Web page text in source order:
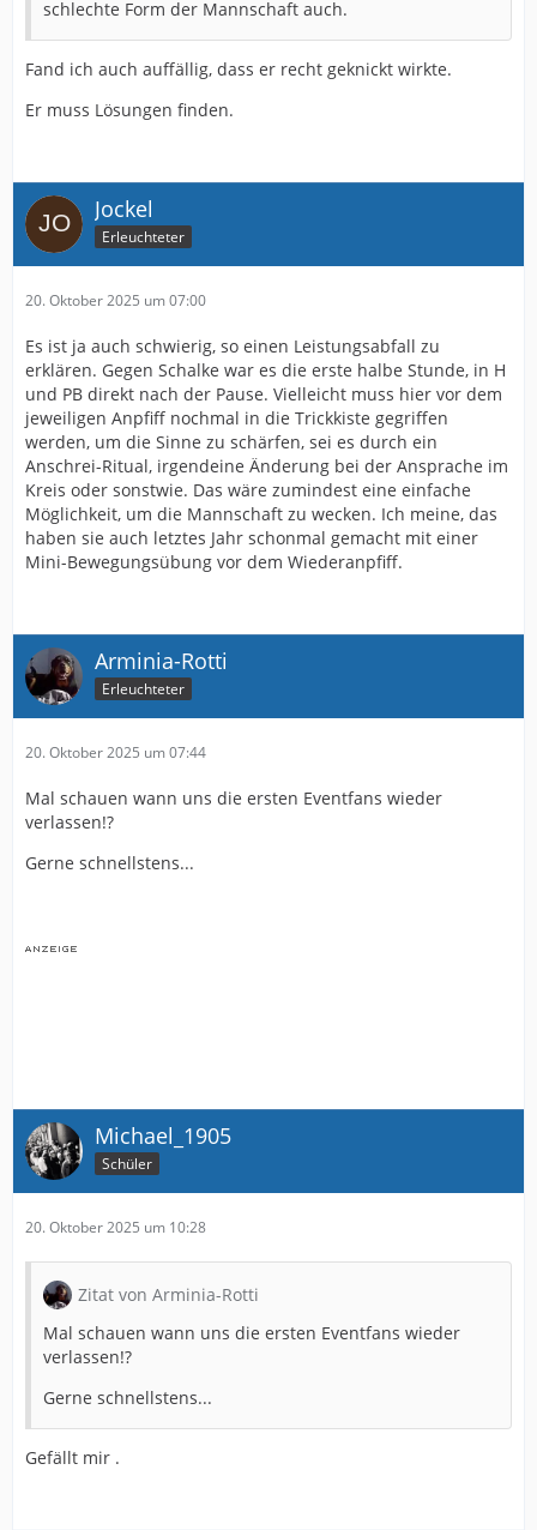
schlechte Form der Mannschaft auch.
Fand ich auch auffällig, dass er recht geknickt wirkte.
Er muss Lösungen finden.
Jockel
Erleuchteter
20. Oktober 2025 um 07:00
Es ist ja auch schwierig, so einen Leistungsabfall zu
erklären. Gegen Schalke war es die erste halbe Stunde, in H
und PB direkt nach der Pause. Vielleicht muss hier vor dem
jeweiligen Anpfiff nochmal in die Trickkiste gegriffen
werden, um die Sinne zu schärfen, sei es durch ein
Anschrei-Ritual, irgendeine Änderung bei der Ansprache im
Kreis oder sonstwie. Das wäre zumindest eine einfache
Möglichkeit, um die Mannschaft zu wecken. Ich meine, das
haben sie auch letztes Jahr schonmal gemacht mit einer
Mini-Bewegungsübung vor dem Wiederanpfiff.
Arminia-Rotti
Erleuchteter
20. Oktober 2025 um 07:44
Mal schauen wann uns die ersten Eventfans wieder
verlassen!?
Gerne schnellstens...
Michael_1905
Schüler
20. Oktober 2025 um 10:28
Zitat von Arminia-Rotti
Mal schauen wann uns die ersten Eventfans wieder
verlassen!?
Gerne schnellstens...
Gefällt mir .